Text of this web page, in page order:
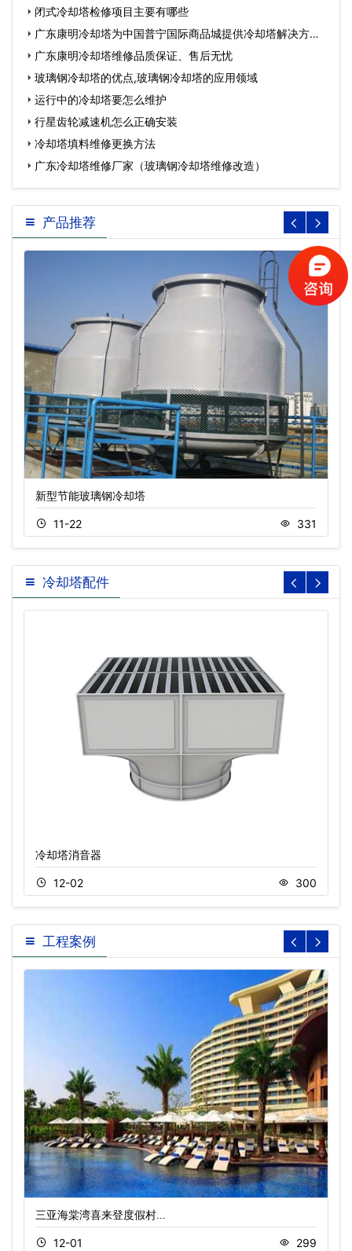
闭式冷却塔检修项目主要有哪些
广东康明冷却塔为中国普宁国际商品城提供冷却塔解决方
案…广东康明冷却塔维修品质保证、售后无忧
玻璃钢冷却塔的优点,玻璃钢冷却塔的应用领域
运行中的冷却塔要怎么维护
行星齿轮减速机怎么正确安装
冷却塔填料维修更换方法
广东冷却塔维修厂家（玻璃钢冷却塔维修改造）
产品推荐
新型节能玻璃钢冷却塔
11-22 331
冷却塔配件
冷却塔消音器
12-02 300
工程案例
三亚海棠湾喜来登度假村…
12-01 299